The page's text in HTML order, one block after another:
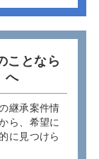
ことなら
へ
継承案件情
ら、希望に
に見つけら